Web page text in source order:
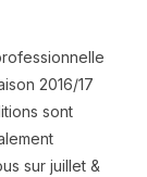
2016/17
sont
sur juillet &